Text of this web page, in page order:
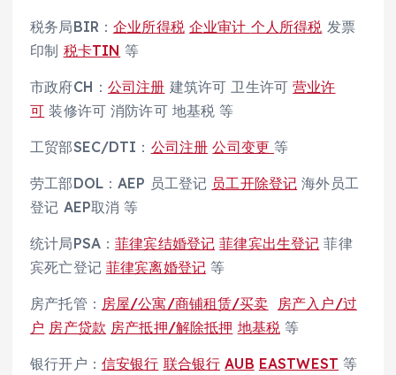
税务局BIR：企业所得税 企业审计 个人所得税 发票
印制 税卡TIN 等
市政府CH： 公司注册 建筑许可 卫生许可营业许
可 装修许可 消防许可 地基税 等
工贸部SEC/DTI： 公司注册 公司变更 等
劳工部DOL：AEP 员工登记 员工开除登记 海外员工
登记 AEP取消 等
统计局PSA：菲律宾结婚登记 菲律宾出生登记 菲律
宾死亡登记 菲律宾离婚登记等
房产托管： 房屋/公寓/商铺租赁/买卖 房产入户/过
户 房产贷款 房产抵押/解除抵押 地基税 等
银行开户： 信安银行 联合银行 AUB EASTWEST 等